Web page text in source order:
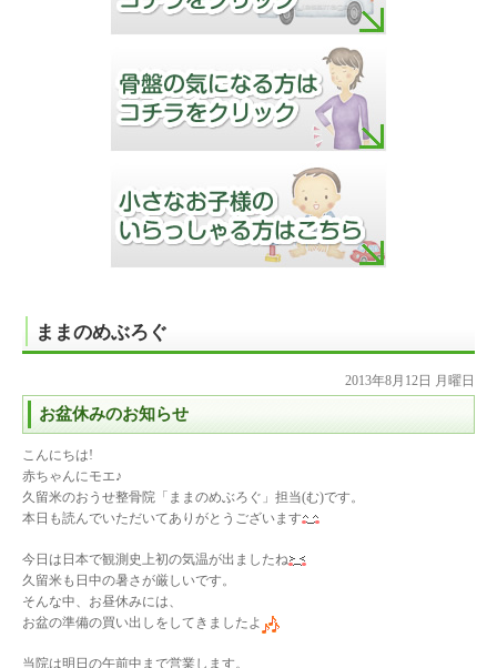
ままのめぶろぐ
2013年8月12日 月曜日
お盆休みのお知らせ
こんにちは!
赤ちゃんにモエ♪
久留米のおうせ整骨院「ままのめぶろぐ」担当(む)です。
本日も読んでいただいてありがとうございます
今日は日本で観測史上初の気温が出ましたね
久留米も日中の暑さが厳しいです。
そんな中、お昼休みには、
お盆の準備の買い出しをしてきましたよ
当院は明日の午前中まで営業します。